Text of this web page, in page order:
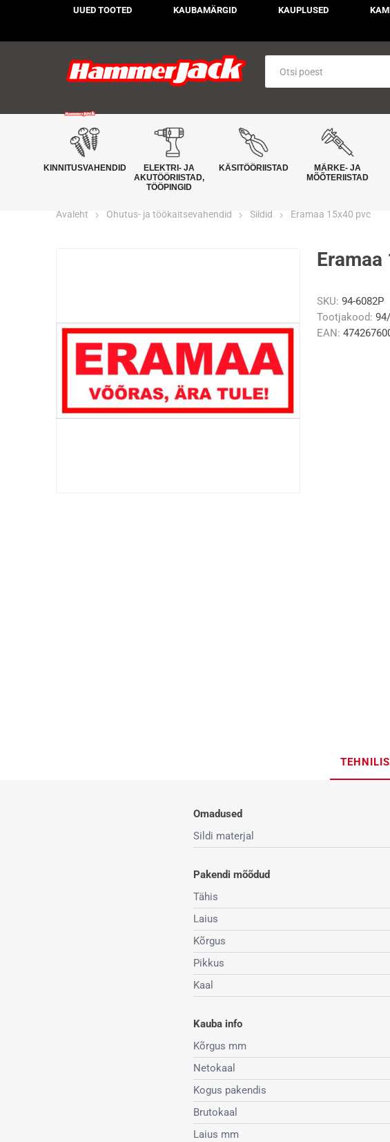
UUED TOOTED KAUBAMÄRGID KAUPLUSED
KINNITUSVAHENDID
ELEKTRI- JA
AKUTÖÖRIISTAD,
TÖÖPINGID
KÄSITÖÖRIISTAD
MÄRKE- JA
MÕÕTERIISTAD
Avaleht Ohutus- ja töökaitsevahendid Sildid
Eramaa 15x40 pvc
Eramaa
SKU: 94-6082P
Tootjakood:
EAN:
Omadused
Sildi materjal
Pakendi mõõdud
Tähis
Laius
Kõrgus
Pikkus
Kaal
Kauba info
Kõrgus mm
Netokaal
Kogus pakendis
Brutokaal
Laius mm